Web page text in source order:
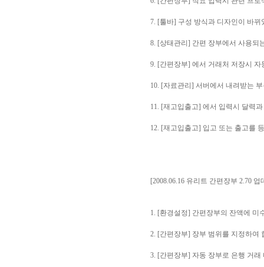
7. [툴바] 구성 방식과 디자인이 바뀌
8. [상태관리] 간편 장부에서 사용되
9. [간편장부] 에서 거래처 저장시
10. [자료관리] 서버에서 내려받는
11. [재고입출고] 에서 입력시 달력
12. [재고입출고] 입고 또는 출고를
[2008.06.16 유리트 간편장부 2.70 업
1. [환경설정] 간편장부의 잔액에 미
2. [간편장부] 장부 범위를 지정하여
3. [간편장부] 자동 장부로 은행 거